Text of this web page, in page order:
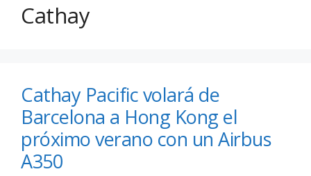
Cathay
Cathay Pacific volará de
Barcelona a Hong Kong el
próximo verano con un Airbus
A350